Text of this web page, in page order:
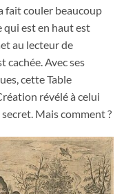
fait couler beaucoup
qui est en haut est
au lecteur de
cachée. Avec ses
cette Table
révélé à celui
Mais comment ?